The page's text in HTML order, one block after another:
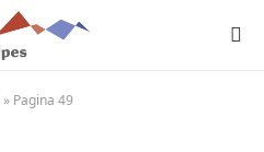
» Pagina 49